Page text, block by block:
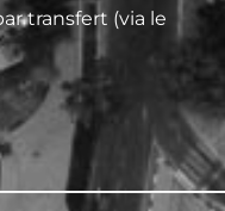
transfert (via le